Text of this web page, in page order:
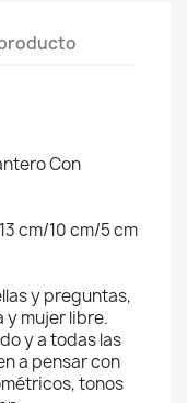
Con
cm/10 cm/5 cm
y preguntas,
mujer libre.
y a todas las
a pensar con
tonos